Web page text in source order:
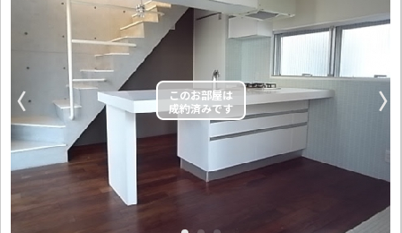
〈 〉